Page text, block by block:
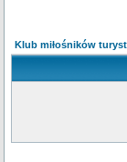
Klub miłośników